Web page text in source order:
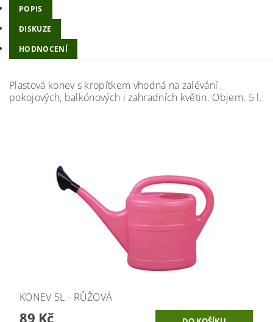
POPIS
DISKUZE
HODNOCENÍ
Plastová konev s kropítkem vhodná na zalévání
pokojových, balkónových i zahradních květin. Objem: 5 l.
KONEV 5L - RŮŽOVÁ
89 Kč